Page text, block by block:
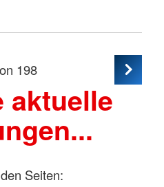
198
aktuelle
Seiten: